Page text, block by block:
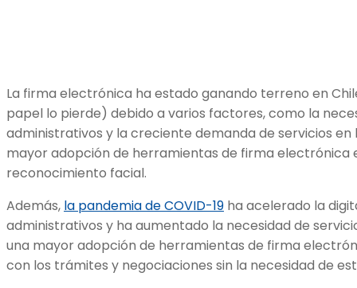
La firma electrónica ha estado ganando terreno en
papel lo pierde) debido a varios factores, como la
administrativos y la creciente demanda de servicios en
mayor adopción de herramientas de firma electrónica
reconocimiento facial.
Además, la pandemia de COVID-19 ha acelerado la
administrativos y ha aumentado la necesidad de
una mayor adopción de herramientas de firma
con los trámites y negociaciones sin la necesidad de